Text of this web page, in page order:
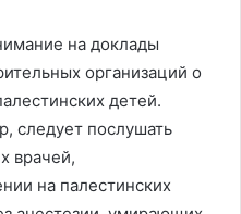
на доклады
организаций о
детей.
следует послушать
врачей,
на палестинских